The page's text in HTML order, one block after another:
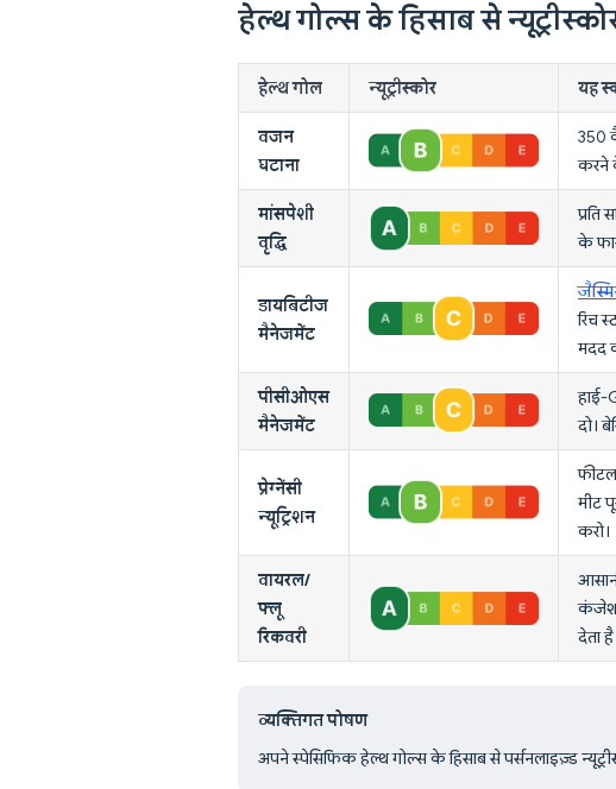
हेल्थ गोल्स के हिसाब से
हेल्थ गोल न्यूट्रीस्कोर यह
वजन
घटाना
350
करने
मांसपेशी
वृद्धि
प्रति
के
डायबिटीज
मैनेजमेंट
रिच
मदद
पीसीओएस
मैनेजमेंट
हाई-
दो।
प्रेग्नेंसी
न्यूट्रिशन
फीटल
मीट
करो।
वायरल/
फ्लू
रिकवरी
कंजेशन
देता
व्यक्तिगत पोषण
अपने स्पेसिफिक हेल्थ गोल्स के हिसाब से पर्सनलाइज़्ड